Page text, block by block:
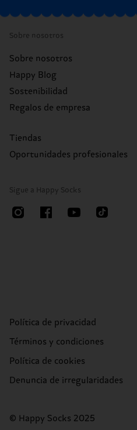
Sobre nosotros
Sobre nosotros
Happy Blog
Sostenibilidad
Regalos de empresa
Tiendas
Oportunidades profesionales
Sigue a Happy Socks
Política de privacidad
Términos y condiciones
Política de cookies
Denuncia de irregularidades
© Happy Socks 2025